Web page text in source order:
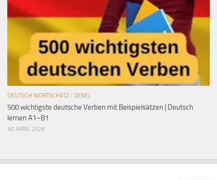
DEUTSCH WORTSCHATZ / GENEL
500 wichtigste deutsche Verben mit Beispielsätzen | Deutsch
lernen A1–B1
30 APRIL 2026